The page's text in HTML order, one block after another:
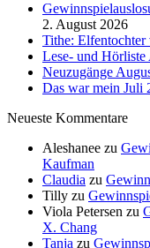
2. August 2026
Tithe:
Lese- und Hörliste
Neuzugänge
Das war mein Juli
Neueste Kommentare
Aleshanee zu
Kaufman
Claudia zu
Tilly zu
Viola Petersen zu
X. Chang
Tanja zu